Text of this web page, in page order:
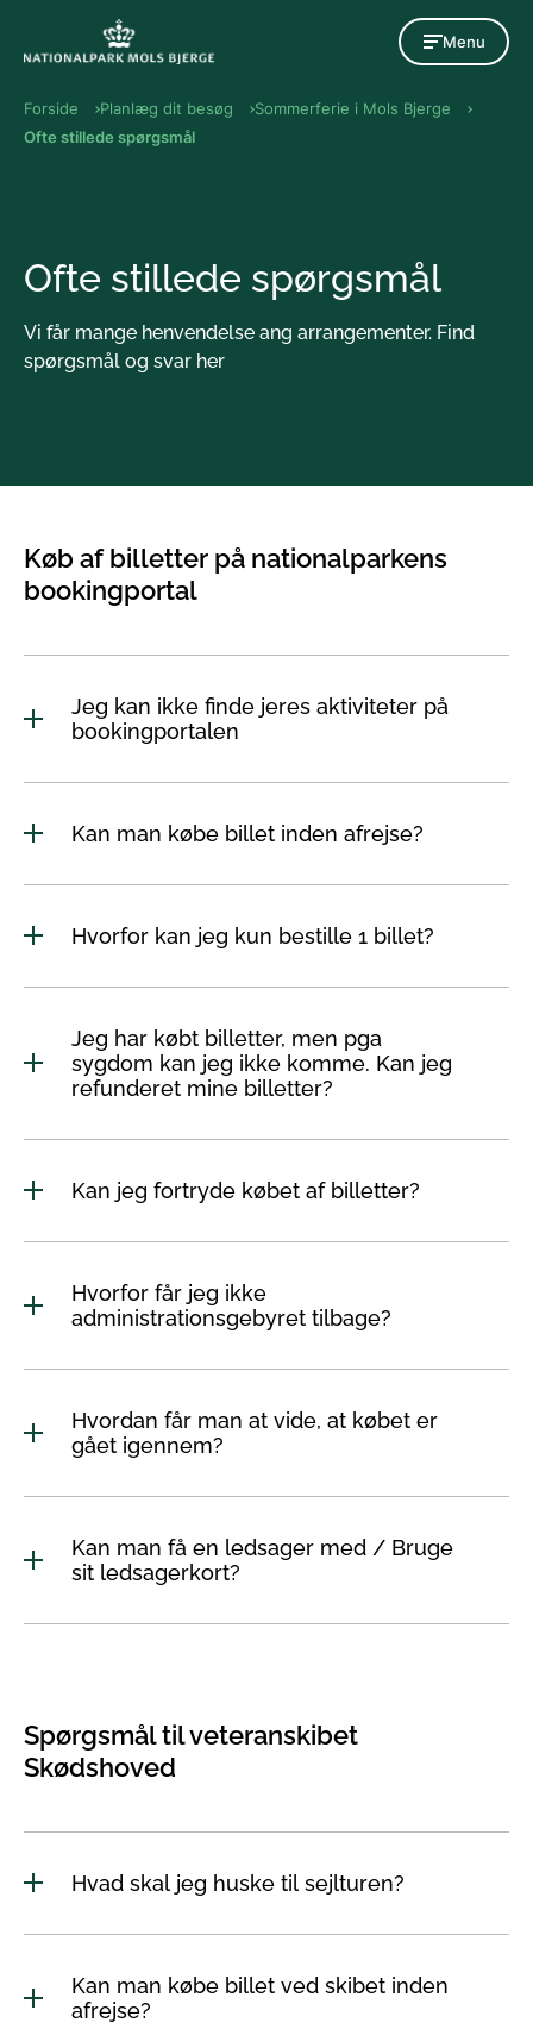
Menu
Forside Planlæg dit besøg
Sommerferie i Mols Bjerge
Ofte stillede spørgsmål
Ofte stillede spørgsmål
Vi får mange henvendelse ang arrangementer. Find
spørgsmål og svar her
Køb af billetter på nationalparkens
bookingportal
Jeg kan ikke finde jeres aktiviteter på
bookingportalen
Kan man købe billet inden afrejse?
Hvorfor kan jeg kun bestille 1 billet?
Jeg har købt billetter, men pga
sygdom kan jeg ikke komme. Kan jeg
refunderet mine billetter?
Kan jeg fortryde købet af billetter?
Hvorfor får jeg ikke
administrationsgebyret tilbage?
Hvordan får man at vide, at købet er
gået igennem?
Kan man få en ledsager med / Bruge
sit ledsagerkort?
Spørgsmål til veteranskibet
Skødshoved
Hvad skal jeg huske til sejlturen?
Kan man købe billet ved skibet inden
afrejse?